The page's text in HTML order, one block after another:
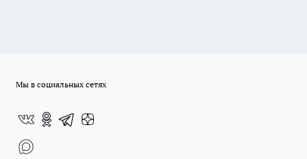
Мы в социальных сетях